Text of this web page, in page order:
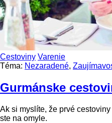
Cestoviny Varenie
Téma: Nezaradené,
Gurmánske
Ak si myslíte, že prvé
ste na omyle.